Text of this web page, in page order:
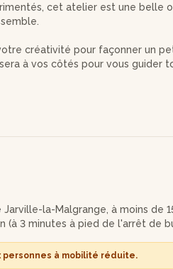
cet atelier est une belle
créativité pour façonner un
à vos côtés pour vous guider
ensuite de l'émaillage et de la
une expérience enrichissante
créative et repartez avec des
la-Malgrange, à moins de
(à 3 minutes à pied de l'arrêt de
personnes à mobilité réduite.